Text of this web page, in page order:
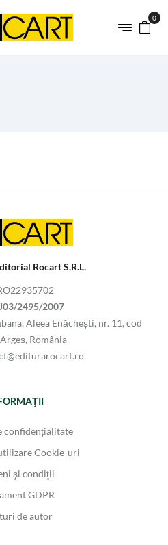
0
Rocart S.R.L.
J03/2495/2007
Aleea Enăchești, nr. 11, cod
România
confidențialitate
Cookie-uri
şi condiţii
GDPR
de autor